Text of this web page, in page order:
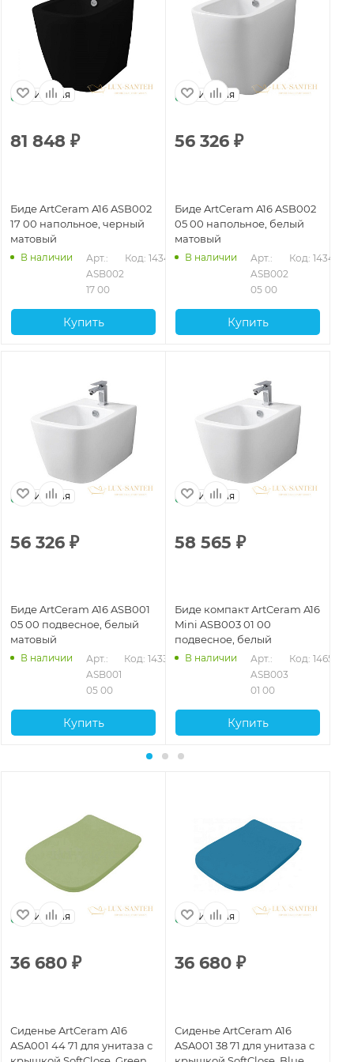
Италия
81 848 ₽
Биде ArtCeram A16 ASB002
17 00 напольное, черный
матовый
В наличии
Арт.:
ASB002
17 00
Код: 14346
Купить
Италия
56 326 ₽
Биде ArtCeram A16 ASB002
05 00 напольное, белый
матовый
В наличии
Арт.:
ASB002
05 00
Код: 14344
Купить
Италия
56 326 ₽
Биде ArtCeram A16 ASB001
05 00 подвесное, белый
матовый
В наличии
Арт.:
ASB001
05 00
Код: 14336
Купить
Италия
58 565 ₽
Биде компакт ArtCeram A16
Mini ASB003 01 00
подвесное, белый
В наличии
Арт.:
ASB003
01 00
Код: 14659
Купить
Италия
36 680 ₽
Сиденье ArtCeram A16
ASA001 44 71 для унитаза с
Италия
36 680 ₽
Сиденье ArtCeram A16
ASA001 38 71 для унитаза с